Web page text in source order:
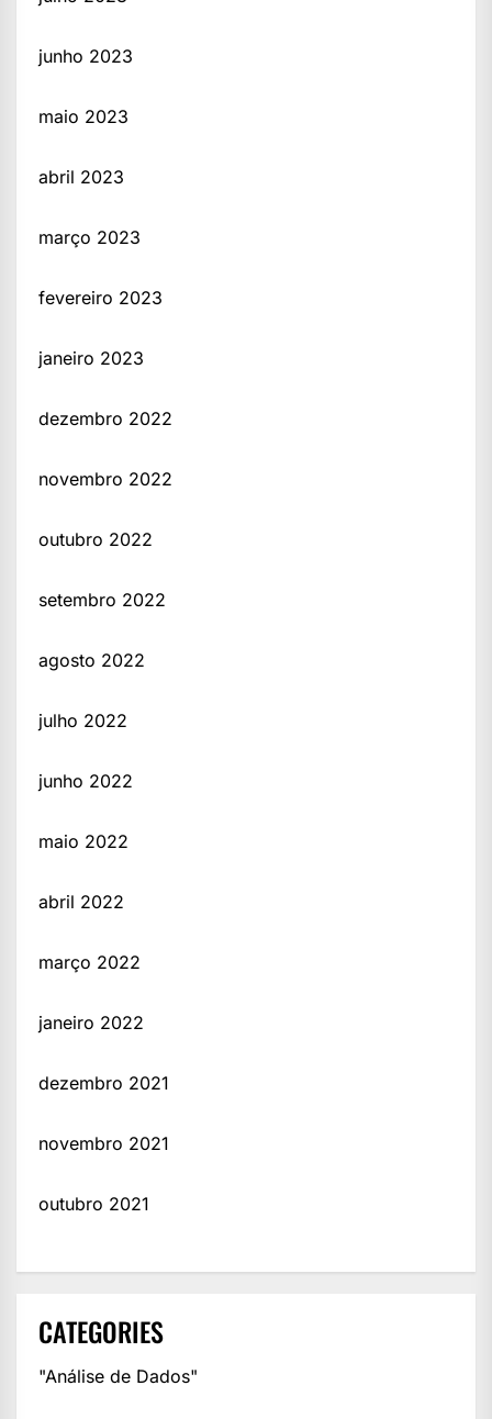
junho 2023
maio 2023
abril 2023
março 2023
fevereiro 2023
janeiro 2023
dezembro 2022
novembro 2022
outubro 2022
setembro 2022
agosto 2022
julho 2022
junho 2022
maio 2022
abril 2022
março 2022
janeiro 2022
dezembro 2021
novembro 2021
outubro 2021
CATEGORIES
"Análise de Dados"